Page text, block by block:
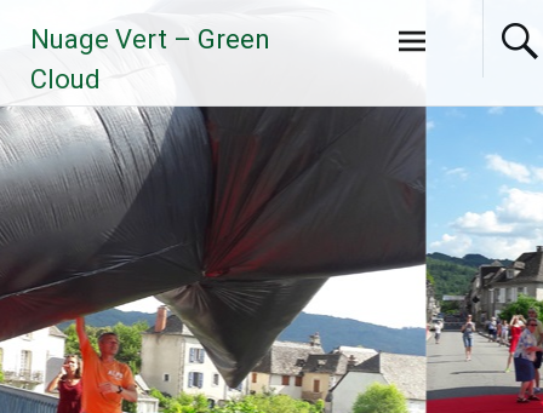
contenu
principal
Nuage Vert – Green
Cloud